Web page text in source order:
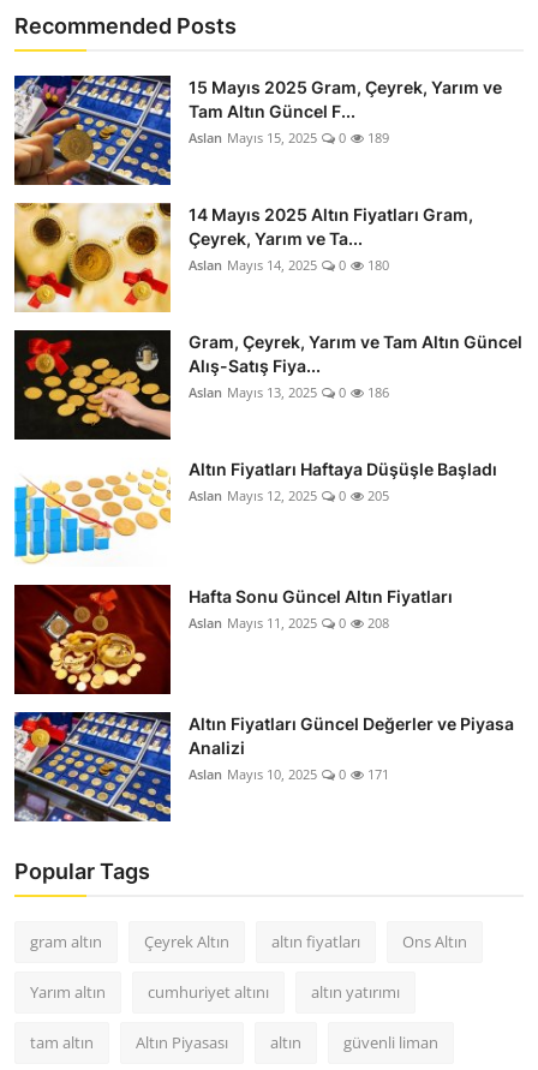
Recommended Posts
15 Mayıs 2025 Gram, Çeyrek, Yarım ve
Tam Altın Güncel F...
Aslan Mayıs 15, 2025 0 189
14 Mayıs 2025 Altın Fiyatları Gram,
Çeyrek, Yarım ve Ta...
Aslan Mayıs 14, 2025 0 180
Gram, Çeyrek, Yarım ve Tam Altın Güncel
Alış-Satış Fiya...
Aslan Mayıs 13, 2025 0 186
Altın Fiyatları Haftaya Düşüşle Başladı
Aslan Mayıs 12, 2025 0 205
Hafta Sonu Güncel Altın Fiyatları
Aslan Mayıs 11, 2025 0 208
Altın Fiyatları Güncel Değerler ve Piyasa
Analizi
Aslan Mayıs 10, 2025 0 171
Popular Tags
gram altın Çeyrek Altın altın fiyatları Ons Altın
Yarım altın cumhuriyet altını altın yatırımı
tam altın Altın Piyasası altın güvenli liman